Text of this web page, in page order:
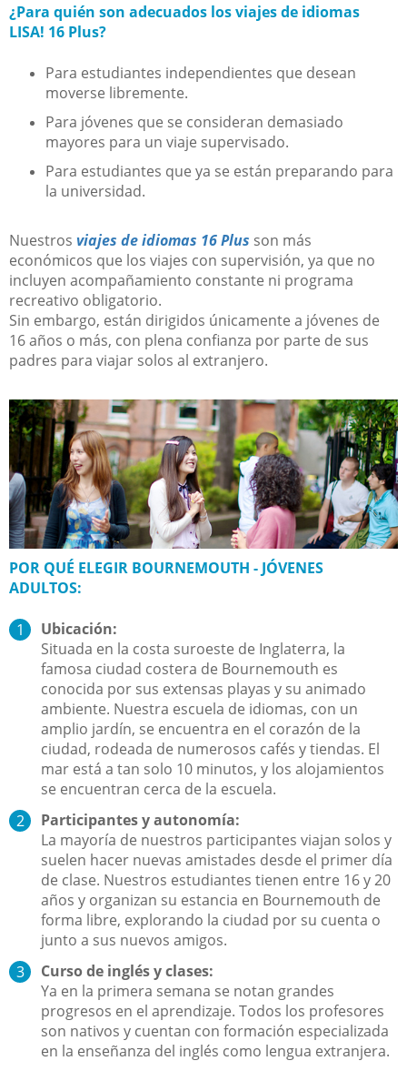
¿Para quién son adecuados los viajes de idiomas
LISA! 16 Plus?
Para estudiantes independientes que desean
moverse libremente.
Para jóvenes que se consideran demasiado
mayores para un viaje supervisado.
Para estudiantes que ya se están preparando para
la universidad.
Nuestros viajes de idiomas 16 Plus son más
económicos que los viajes con supervisión, ya que no
incluyen acompañamiento constante ni programa
recreativo obligatorio.
Sin embargo, están dirigidos únicamente a jóvenes de
16 años o más, con plena confianza por parte de sus
padres para viajar solos al extranjero.
POR QUÉ ELEGIR BOURNEMOUTH - JÓVENES
ADULTOS:
Ubicación:
Situada en la costa suroeste de Inglaterra, la
famosa ciudad costera de Bournemouth es
conocida por sus extensas playas y su animado
ambiente. Nuestra escuela de idiomas, con un
amplio jardín, se encuentra en el corazón de la
ciudad, rodeada de numerosos cafés y tiendas. El
mar está a tan solo 10 minutos, y los alojamientos
se encuentran cerca de la escuela.
Participantes y autonomía:
La mayoría de nuestros participantes viajan solos y
suelen hacer nuevas amistades desde el primer día
de clase. Nuestros estudiantes tienen entre 16 y 20
años y organizan su estancia en Bournemouth de
forma libre, explorando la ciudad por su cuenta o
junto a sus nuevos amigos.
Curso de inglés y clases:
Ya en la primera semana se notan grandes
progresos en el aprendizaje. Todos los profesores
son nativos y cuentan con formación especializada
en la enseñanza del inglés como lengua extranjera.